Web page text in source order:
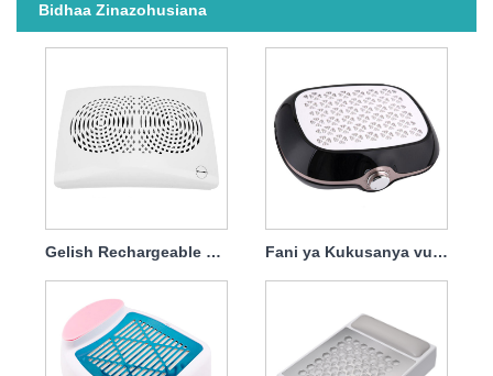
Bidhaa Zinazohusiana
Gelish Rechargeable Kutoza Vumbi la Kucha 20w Fani ya Kukusanya vumbi la Kucha Inayoweza Kuchaji tena yenye Kichujio cha 40w